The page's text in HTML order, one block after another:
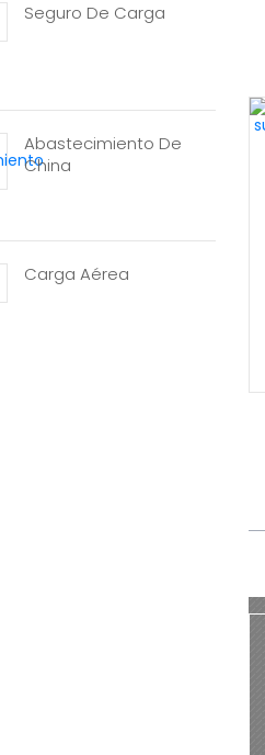
Seguro De Carga
Abastecimiento De
China
Carga Aérea